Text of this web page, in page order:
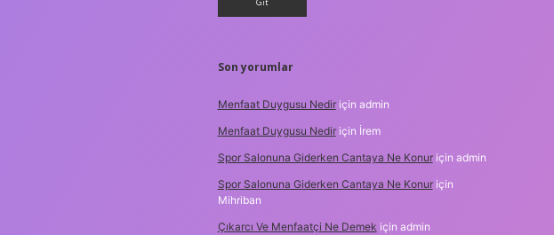
Son yorumlar
Menfaat Duygusu Nediriçin admin
Menfaat Duygusu Nediriçin İrem
Spor Salonuna Giderken Cantaya Ne Konuriçin admin
Spor Salonuna Giderken Cantaya Ne Konuriçin
Mihriban
Çıkarcı Ve Menfaatçi Ne Demek için admin